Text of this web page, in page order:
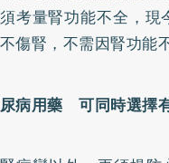
考量腎功能不全，現
傷腎，不需因腎功能
病用藥 可同時選擇